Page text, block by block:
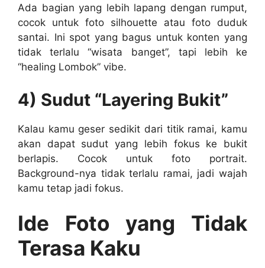
Ada bagian yang lebih lapang dengan rumput,
cocok untuk foto silhouette atau foto duduk
santai. Ini spot yang bagus untuk konten yang
tidak terlalu “wisata banget”, tapi lebih ke
“healing Lombok” vibe.
4) Sudut “Layering Bukit”
Kalau kamu geser sedikit dari titik ramai, kamu
akan dapat sudut yang lebih fokus ke bukit
berlapis. Cocok untuk foto portrait.
Background-nya tidak terlalu ramai, jadi wajah
kamu tetap jadi fokus.
Ide Foto yang Tidak
Terasa Kaku